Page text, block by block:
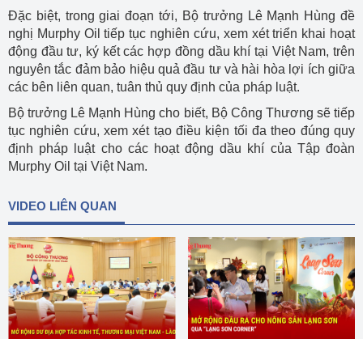
Đặc biệt, trong giai đoạn tới, Bộ trưởng Lê Mạnh Hùng đề
nghị Murphy Oil tiếp tục nghiên cứu, xem xét triển khai hoạt
động đầu tư, ký kết các hợp đồng dầu khí tại Việt Nam, trên
nguyên tắc đảm bảo hiệu quả đầu tư và hài hòa lợi ích giữa
các bên liên quan, tuân thủ quy định của pháp luật.
Bộ trưởng Lê Mạnh Hùng cho biết, Bộ Công Thương sẽ tiếp
tục nghiên cứu, xem xét tạo điều kiện tối đa theo đúng quy
định pháp luật cho các hoạt động dầu khí của Tập đoàn
Murphy Oil tại Việt Nam.
VIDEO LIÊN QUAN